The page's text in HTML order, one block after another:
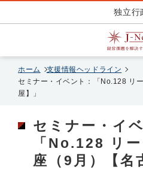
独立行
ホーム
支援情報ヘッドライン
セミナー・イベント：「No.128 リ
屋】」
セミナー・イ
「No.128 リ
座（9月）【名